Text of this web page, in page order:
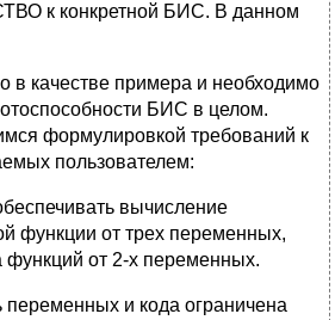
к конкретной БИС. В данном
в качестве примера и необходимо
БИС в целом.
формулировкой требований к
пользователем:
вычисление
функции от трех переменных,
функций от 2-х переменных.
переменных и кода ограничена